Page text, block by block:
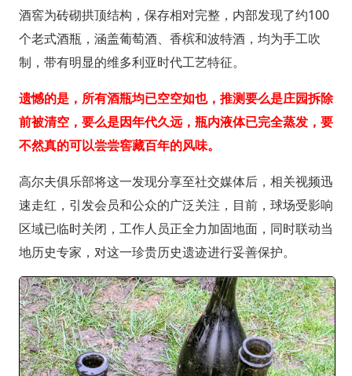
酒窖为砖砌拱顶结构，保存相对完整，内部发现了约100
个老式酒瓶，涵盖葡萄酒、香槟和波特酒，均为手工吹
制，带有明显的维多利亚时代工艺特征。
遗憾的是，所有酒瓶均已空空如也，推测要么是庄园拆除
前被清空，要么是因年代久远，瓶内液体已完全蒸发，要
不然真的可以尝尝窖藏百年的风味。
高尔夫俱乐部将这一发现分享至社交媒体后，相关视频迅
速走红，引发会员和公众的广泛关注，目前，球场受影响
区域已临时关闭，工作人员正全力加固地面，同时联动当
地历史专家，对这一珍贵历史遗迹进行妥善保护。